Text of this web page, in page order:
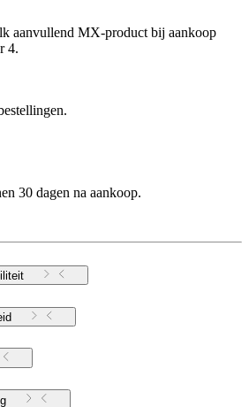
aanvullend MX-product bij aankoop
4.
30 dagen na aankoop.